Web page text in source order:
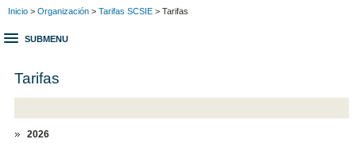
Inicio > Organización > Tarifas SCSIE > Tarifas
SUBMENU
Tarifas
2026